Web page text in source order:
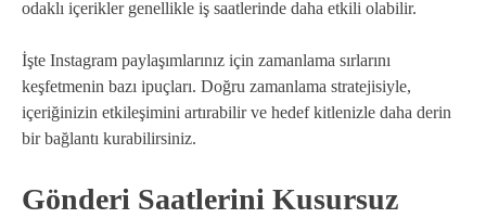
odaklı içerikler genellikle iş saatlerinde daha etkili olabilir.
İşte Instagram paylaşımlarınız için zamanlama sırlarını
keşfetmenin bazı ipuçları. Doğru zamanlama stratejisiyle,
içeriğinizin etkileşimini artırabilir ve hedef kitlenizle daha derin
bir bağlantı kurabilirsiniz.
Gönderi Saatlerini Kusursuz